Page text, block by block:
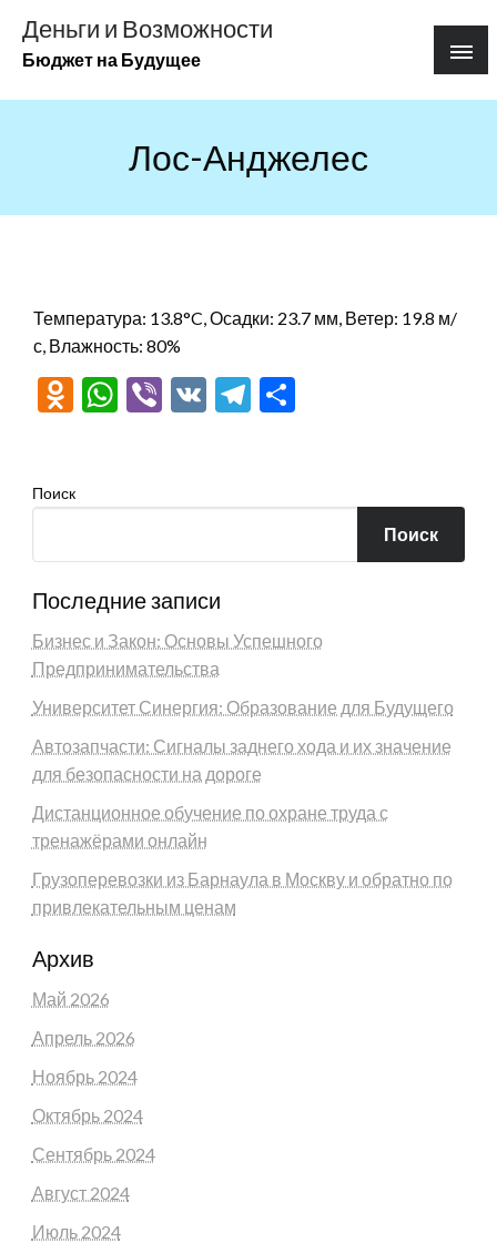
содержимому
Деньги и Возможности
Бюджет на Будущее
Лос-Анджелес
Температура: 13.8°C, Осадки: 23.7 мм, Ветер: 19.8 м/
с, Влажность: 80%
Odnoklassniki
WhatsApp
Viber
VK Telegram
Поиск
Поиск
Последние записи
Бизнес и Закон: Основы Успешного
Предпринимательства
Университет Синергия: Образование для Будущего
Автозапчасти: Сигналы заднего хода и их значение
для безопасности на дороге
Дистанционное обучение по охране труда с
тренажёрами онлайн
Грузоперевозки из Барнаула в Москву и обратно по
привлекательным ценам
Архив
Май 2026
Апрель 2026
Ноябрь 2024
Октябрь 2024
Сентябрь 2024
Август 2024
Июль 2024